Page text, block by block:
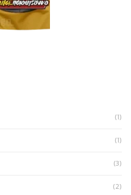
(1)
(1)
(3)
(2)